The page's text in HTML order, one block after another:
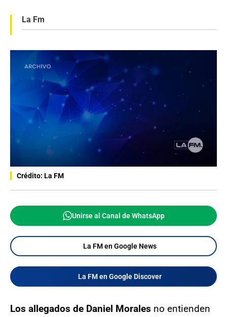
La Fm
Crédito: La FM
Unirse al Canal de WhatsApp
La FM en Google News
La FM en Google Discover
Los allegados de Daniel Morales no entienden